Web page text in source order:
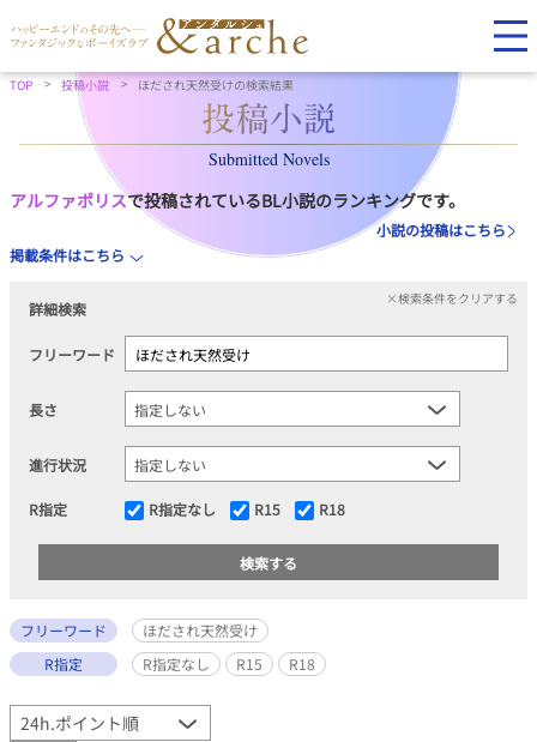
TOP 投稿小説 ほだされ天然受けの検索結果
Submitted Novels
アルファポリスで投稿されているBL小説のランキングです。
小説の投稿はこちら
掲載条件はこちら
詳細検索
×検索条件をクリアする
フリーワード
長さ
進行状況
R指定 R指定なし R15 R18
フリーワード
ほだされ天然受け
R指定
R指定なし R15 R18